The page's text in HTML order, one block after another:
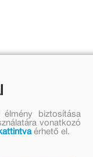
biztosítása
vonatkozó
érhető el.